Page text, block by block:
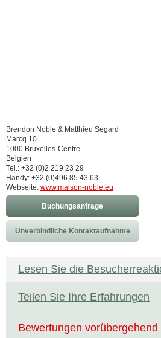
Brendon Noble & Matthieu Segard
Marcq 10
1000 Bruxelles-Centre
Belgien
Tel.: +32 (0)2 219 23 29
Handy: +32 (0)496 85 43 63
Webseite: www.maison-noble.eu
Buchungsanfrage
Unverbindliche Kontaktaufnahme
Lesen Sie die
Teilen Sie Ihre Erfahrungen
Bewertungen